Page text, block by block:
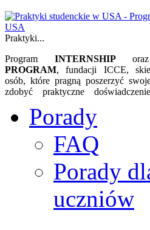
Praktyki...
Program INTERNSHIP
PROGRAM, fundacji ICCE,
osób, które pragną poszerzyć
zdobyć praktyczne
Poznaj szczegóły programu
Porady
FAQ
Porady
uczniów